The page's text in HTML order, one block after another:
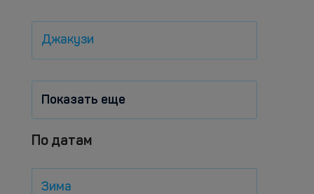
Джакузи
Показать еще
По датам
Зима